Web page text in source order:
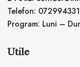
Telefon:
Program: Luni –
Utile